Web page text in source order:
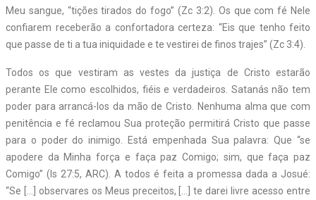
Meu sangue, “tições tirados do fogo” (Zc 3:2). Os que com fé Nele
confiarem receberão a confortadora certeza: “Eis que tenho feito
que passe de ti a tua iniquidade e te vestirei de finos trajes” (Zc 3:4).
Todos os que vestiram as vestes da justiça de Cristo estarão
perante Ele como escolhidos, fiéis e verdadeiros. Satanás não tem
poder para arrancá-los da mão de Cristo. Nenhuma alma que com
penitência e fé reclamou Sua proteção permitirá Cristo que passe
para o poder do inimigo. Está empenhada Sua palavra: Que “se
apodere da Minha força e faça paz Comigo; sim, que faça paz
Comigo” (Is 27:5, ARC). A todos é feita a promessa dada a Josué:
“Se […] observares os Meus preceitos, […] te darei livre acesso entre